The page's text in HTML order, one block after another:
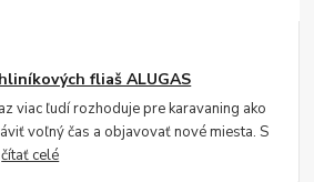
fliaš ALUGAS
viac ľudí rozhoduje pre karavaning ako
voľný čas a objavovať nové miesta. S
čítať celé